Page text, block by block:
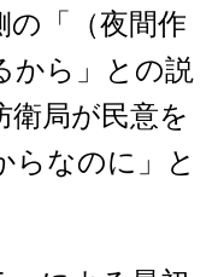
「（夜間作
から」との説
衛局が民意を
らなのに」と